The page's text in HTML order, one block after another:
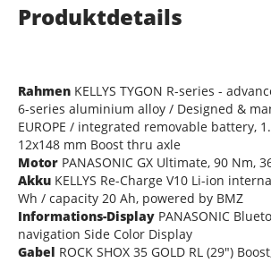
Produktdetails
Rahmen KELLYS TYGON R-series -
6-series aluminium alloy / Designed &
EUROPE / integrated removable battery,
12x148 mm Boost thru axle
Motor PANASONIC GX Ultimate, 90 Nm,
Akku KELLYS Re-Charge V10 Li-ion
Wh / capacity 20 Ah, powered by BMZ
Informations-Display PANASONIC
navigation Side Color Display
Gabel ROCK SHOX 35 GOLD RL (29")